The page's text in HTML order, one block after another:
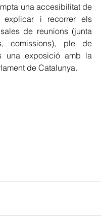
una accesibilitat de
explicar i recorrer els
de reunions (junta
comissions), ple de
una exposició amb la
de Catalunya.